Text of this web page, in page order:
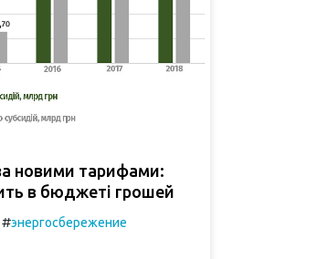
новими тарифами:
в бюджеті грошей
#энергосбережение